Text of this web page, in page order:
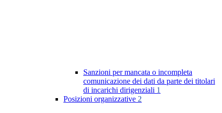
Sanzioni per mancata o incompleta
comunicazione dei dati da parte dei titolari
di incarichi dirigenziali 1
Posizioni organizzative 2